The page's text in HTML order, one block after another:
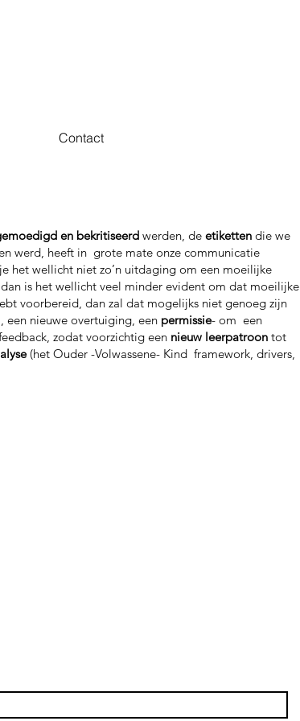
Contact
en bekritiseerd werden, de etiketten die we
werd, heeft in grote mate onze communicatie
het wellicht niet zo’n uitdaging om een moeilijke
is het wellicht veel minder evident om dat moeilijke
voorbereid, dan zal dat mogelijks niet genoeg zijn
, een nieuwe overtuiging, een permissie- om een
zodat voorzichtig een nieuw leerpatroon tot
(het Ouder -Volwassene- Kind framework, drivers,